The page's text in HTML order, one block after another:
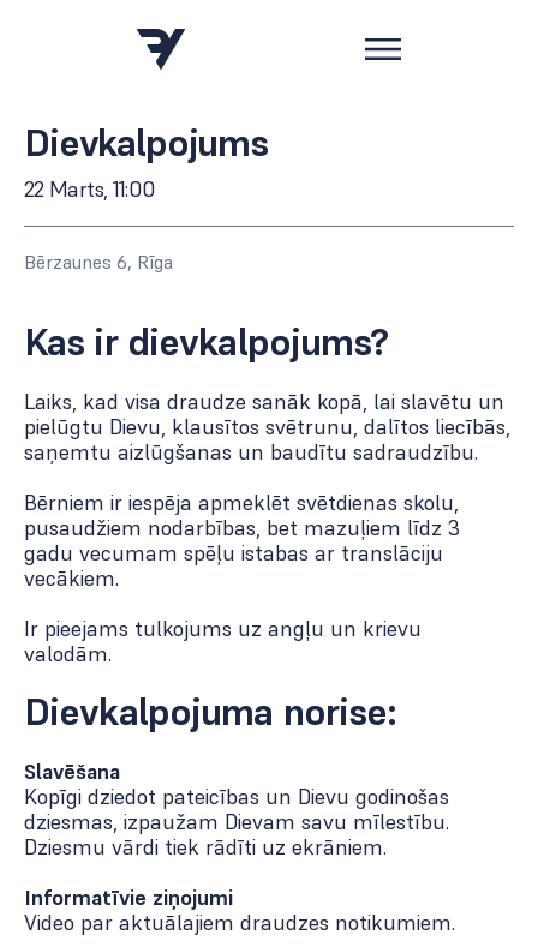
Dievkalpojums
22 Marts, 11:00
Bērzaunes 6, Rīga
Kas ir dievkalpojums?
Laiks, kad visa draudze sanāk kopā, lai slavētu un
pielūgtu Dievu, klausītos svētrunu, dalītos liecībās,
saņemtu aizlūgšanas un baudītu sadraudzību.
Bērniem ir iespēja apmeklēt svētdienas skolu,
pusaudžiem nodarbības, bet mazuļiem līdz 3
gadu vecumam spēļu istabas ar translāciju
vecākiem.
Ir pieejams tulkojums uz angļu un krievu
valodām.
Dievkalpojuma norise:
Slavēšana
Kopīgi dziedot pateicības un Dievu godinošas
dziesmas, izpaužam Dievam savu mīlestību.
Dziesmu vārdi tiek rādīti uz ekrāniem.
Informatīvie ziņojumi
Video par aktuālajiem draudzes notikumiem.